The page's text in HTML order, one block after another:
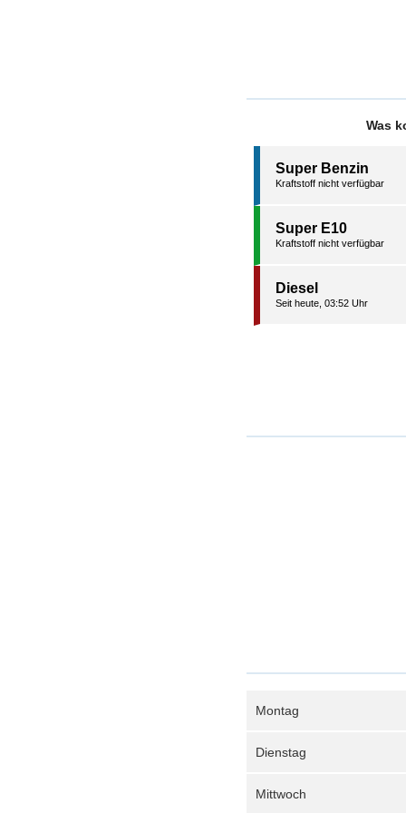
Was
Super Benzin
Kraftstoff nicht verfügbar
Super E10
Kraftstoff nicht verfügbar
Diesel
Seit heute, 03:52 Uhr
Montag
Dienstag
Mittwoch